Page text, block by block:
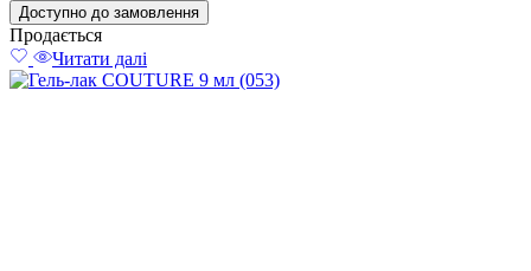
Доступно до замовлення
Продається
Читати далі